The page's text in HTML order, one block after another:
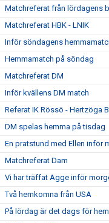
Matchreferat från lördagens
Matchreferat HBK - LNIK
Inför söndagens
Hemmamatch på söndag
Matchreferat DM
Inför kvällens DM match
Referat IK Rössö - Hertzöga
DM spelas hemma på tisdag
En pratstund med Ellen inför
Matchreferat Dam
Vi har träffat Agge inför
Två hemkomna från USA
På lördag är det dags för